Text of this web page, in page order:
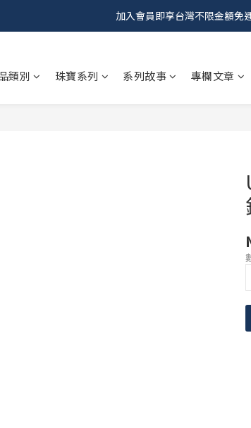
𝗖𝗵𝘂𝗠𝗘 𝗗𝗢𝗧｜新品上市𝟵𝟱
加入會員即享台灣不限金額免
類別 珠寶系列 系列故事 專欄文章